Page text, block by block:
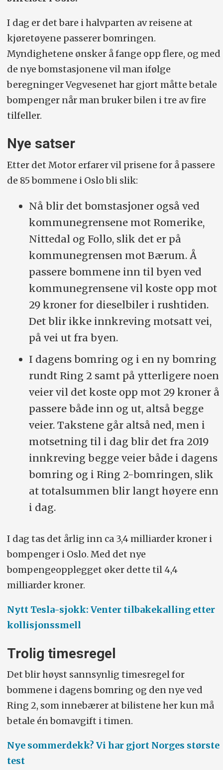
I dag er det bare i halvparten av reisene at
kjøretøyene passerer bomringen.
Myndighetene ønsker å fange opp flere, og med
de nye bomstasjonene vil man ifølge
beregninger Vegvesenet har gjort måtte betale
bompenger når man bruker bilen i tre av fire
tilfeller.
Nye satser
Etter det Motor erfarer vil prisene for å passere
de 85 bommene i Oslo bli slik:
Nå blir det bomstasjoner også ved
kommunegrensene mot Romerike,
Nittedal og Follo, slik det er på
kommunegrensen mot Bærum. Å
passere bommene inn til byen ved
kommunegrensene vil koste opp mot
29 kroner for dieselbiler i rushtiden.
Det blir ikke innkreving motsatt vei,
på vei ut fra byen.
I dagens bomring og i en ny bomring
rundt Ring 2 samt på ytterligere noen
veier vil det koste opp mot 29 kroner å
passere både inn og ut, altså begge
veier. Takstene går altså ned, men i
motsetning til i dag blir det fra 2019
innkreving begge veier både i dagens
bomring og i Ring 2-bomringen, slik
at totalsummen blir langt høyere enn
i dag.
I dag tas det årlig inn ca 3,4 milliarder kroner i
bompenger i Oslo. Med det nye
bompengeopplegget øker dette til 4,4
milliarder kroner.
Nytt Tesla-sjokk: Venter tilbakekalling etter
kollisjonssmell
Trolig timesregel
Det blir høyst sannsynlig timesregel for
bommene i dagens bomring og den nye ved
Ring 2, som innebærer at bilistene her kun må
betale én bomavgift i timen.
Nye sommerdekk? Vi har gjort Norges største
test